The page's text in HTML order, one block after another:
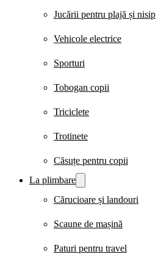
Jucării pentru plajă și nisip
Vehicole electrice
Sporturi
Tobogan copii
Triciclete
Trotinete
Căsuțe pentru copii
La plimbare
Cărucioare și landouri
Scaune de mașină
Paturi pentru travel